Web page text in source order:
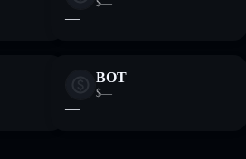
$—
—
BOT
$—
—